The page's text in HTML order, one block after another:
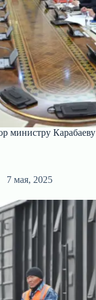
министру Карабаеву
7 мая, 2025